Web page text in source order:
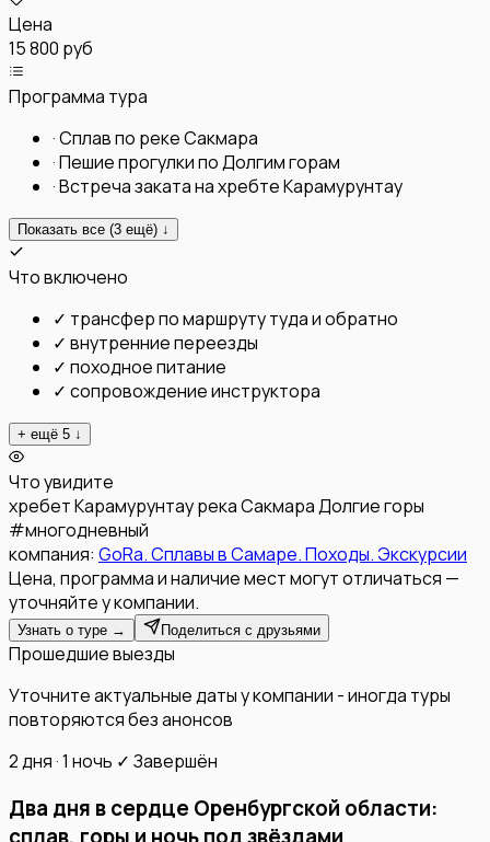
Цена
15 800 руб
Программа тура
·Сплав по реке Сакмара
·Пешие прогулки по Долгим горам
·Встреча заката на хребте Карамурунтау
Показать все (3 ещё) ↓
Что включено
✓ трансфер по маршруту туда и обратно
✓ внутренние переезды
✓ походное питание
✓ сопровождение инструктора
+ ещё 5 ↓
Что увидите
хребет Карамурунтаурека СакмараДолгие горы
#многодневный
компания: GoRa. Сплавы в Самаре. Походы. Экскурсии
Цена, программа и наличие мест могут отличаться —
уточняйте у компании.
Узнать о туре → Поделиться с друзьями
Прошедшие выезды
Уточните актуальные даты у компании - иногда туры
повторяются без анонсов
2 дня · 1 ночь ✓ Завершён
Два дня в сердце Оренбургской области: